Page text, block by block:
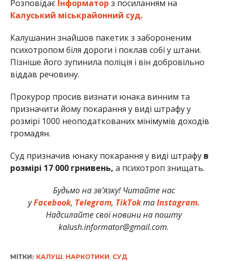
РозповідаєІнформатор з посиланням на
Калуський міськрайонний суд.
Калушанин знайшов пакетик з забороненим
психотропом біля дороги і поклав собі у штани.
Пізніше його зупинила поліція і він добровільно
віддав речовину.
Прокурор просив визнати юнака винним та
призначити йому покарання у виді штрафу у
розмірі 1000 неоподаткованих мінімумів доходів
громадян.
Суд призначив юнаку покарання у виді штрафу в
розмірі 17 000 грнивень, а психотроп знищать.
Будьмо на зв’язку! Читайте нас
уFacebook, Telegram, TikTokтаInstagram.
Надсилайте свої новини на пошту
kalush.informator@gmail.com.
МІТКИ: КАЛУШ НАРКОТИКИ СУД